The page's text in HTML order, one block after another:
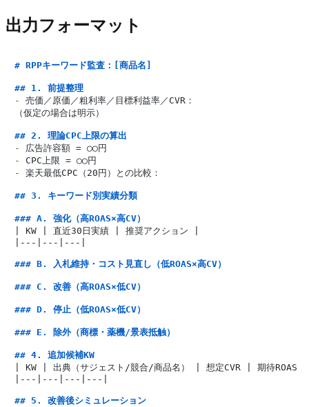
出力フォーマット
# RPPキーワード監査：[商品名]
## 1. 前提整理
-
売価／原価／粗利率／目標利益率／CVR：
（仮定の場合は明示）
## 2. 理論CPC上限の算出
-
-
-
楽天最低CPC（20円）との比較：
## 3. キーワード別実績分類
### A. 強化（高ROAS×高CV）
| KW | 直近30日実績 | 推奨アクション |
|---|---|---|
### B. 入札維持・コスト見直し（低ROAS×高CV）
### C. 改善（高ROAS×低CV）
### D. 停止（低ROAS×低CV）
### E. 除外（商標・薬機/景表抵触）
## 4. 追加候補KW
| KW | 出典（サジェスト/競合/商品名） | 想定CVR | 期待ROAS |
|---|---|---|---|
## 5. 改善後シミュレーション